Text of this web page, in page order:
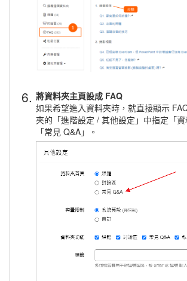
6. 將資料夾主頁設成 FAQ
如果希望進入資料夾時，就直接顯示
夾的「進階設定 / 其他設定」中指定「
「常見 Q&A」。